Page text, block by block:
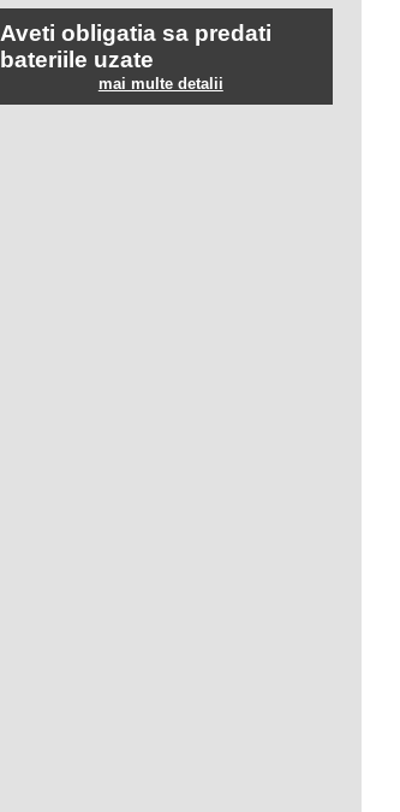
Aveti obligatia sa predati
bateriile uzate
mai multe detalii